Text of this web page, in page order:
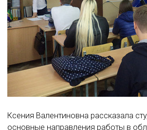
Ксения Валентиновна рассказала
основные направления работы в